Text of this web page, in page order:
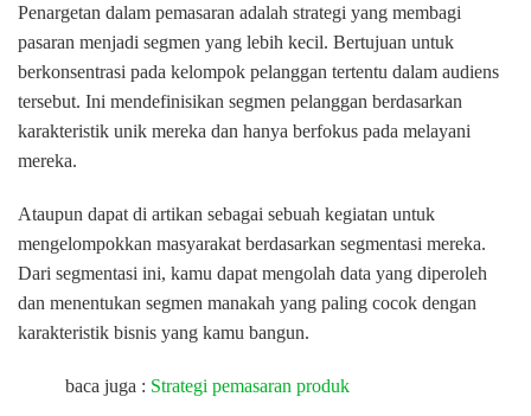
Penargetan dalam pemasaran adalah strategi yang membagi
pasaran menjadi segmen yang lebih kecil. Bertujuan untuk
berkonsentrasi pada kelompok pelanggan tertentu dalam audiens
tersebut. Ini mendefinisikan segmen pelanggan berdasarkan
karakteristik unik mereka dan hanya berfokus pada melayani
mereka.
Ataupun dapat di artikan sebagai sebuah kegiatan untuk
mengelompokkan masyarakat berdasarkan segmentasi mereka.
Dari segmentasi ini, kamu dapat mengolah data yang diperoleh
dan menentukan segmen manakah yang paling cocok dengan
karakteristik bisnis yang kamu bangun.
baca juga : Strategi pemasaran produk